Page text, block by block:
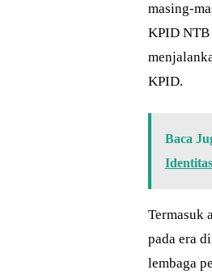
masing-
KPID NTB
KPID.
Baca
Termasuk
pada era
lembaga